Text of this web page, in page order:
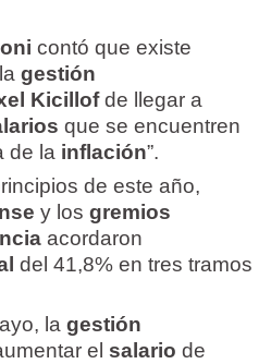
contó que existe
gestión
Kicillofde llegar a
que se encuentren
de la inflación”.
de este año,
y los gremios
acordaron
del 41,8% en tres tramos
la gestión
el salario de